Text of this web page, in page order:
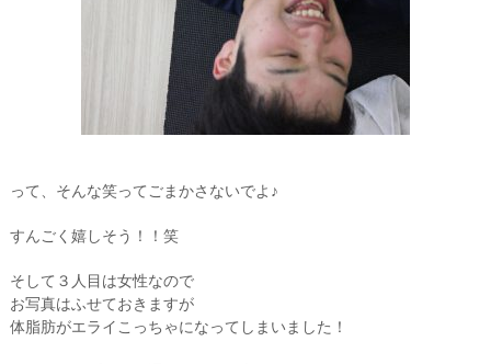
って、そんな笑ってごまかさないでよ♪
すんごく嬉しそう！！笑
そして３人目は女性なので
お写真はふせておきますが
体脂肪がエライこっちゃになってしまいました！